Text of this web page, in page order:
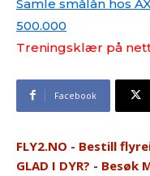
Samle smålån hos
500.000
Treningsklær på
Facebook
FLY2.NO - Bestill
GLAD I DYR? -